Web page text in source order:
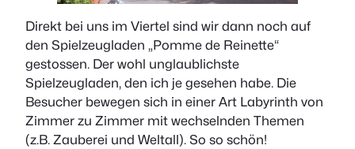
Direkt bei uns im Viertel sind wir dann noch auf
den Spielzeugladen „Pomme de Reinette“
gestossen. Der wohl unglaublichste
Spielzeugladen, den ich je gesehen habe. Die
Besucher bewegen sich in einer Art Labyrinth von
Zimmer zu Zimmer mit wechselnden Themen
(z.B. Zauberei und Weltall). So so schön!